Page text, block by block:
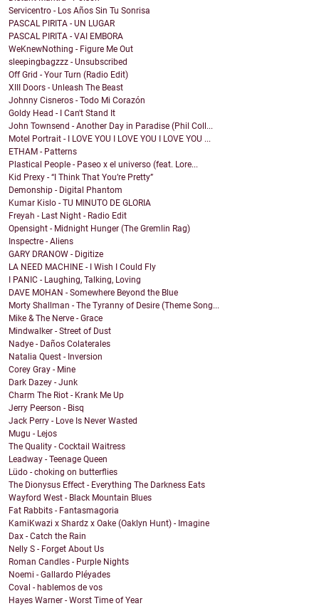
Servicentro - Los Años Sin Tu Sonrisa
PASCAL PIRITA - UN LUGAR
PASCAL PIRITA - VAI EMBORA
WeKnewNothing - Figure Me Out
sleepingbagzzz - Unsubscribed
Off Grid - Your Turn (Radio Edit)
XIII Doors - Unleash The Beast
Johnny Cisneros - Todo Mi Corazón
Goldy Head - I Can't Stand It
John Townsend - Another Day in Paradise (Phil Coll...
Motel Portrait - I LOVE YOU I LOVE YOU I LOVE YOU ...
ETHAM - Patterns
Plastical People - Paseo x el universo (feat. Lore...
Kid Prexy - “I Think That You’re Pretty”
Demonship - Digital Phantom
Kumar Kislo - TU MINUTO DE GLORIA
Freyah - Last Night - Radio Edit
Opensight - Midnight Hunger (The Gremlin Rag)
Inspectre - Aliens
GARY DRANOW - Digitize
LA NEED MACHINE - I Wish I Could Fly
I PANIC - Laughing, Talking, Loving
DAVE MOHAN - Somewhere Beyond the Blue
Morty Shallman - The Tyranny of Desire (Theme Song...
Mike & The Nerve - Grace
Mindwalker - Street of Dust
Nadye - Daños Colaterales
Natalia Quest - Inversion
Corey Gray - Mine
Dark Dazey - Junk
Charm The Riot - Krank Me Up
Jerry Peerson - Bisq
Jack Perry - Love Is Never Wasted
Mugu - Lejos
The Quality - Cocktail Waitress
Leadway - Teenage Queen
Lüdo - choking on butterflies
The Dionysus Effect - Everything The Darkness Eats
Wayford West - Black Mountain Blues
Fat Rabbits - Fantasmagoria
KamiKwazi x Shardz x Oake (Oaklyn Hunt) - Imagine
Dax - Catch the Rain
Nelly S - Forget About Us
Roman Candles - Purple Nights
Noemi - Gallardo Pléyades
Coval - hablemos de vos
Hayes Warner - Worst Time of Year